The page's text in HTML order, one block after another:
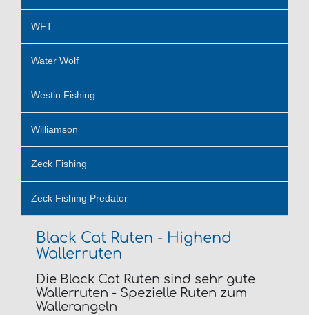
WFT
Water Wolf
Westin Fishing
Williamson
Zeck Fishing
Zeck Fishing Predator
Black Cat Ruten - Highend
Wallerruten
Die Black Cat Ruten sind sehr gute
Wallerruten - Spezielle Ruten zum
Wallerangeln